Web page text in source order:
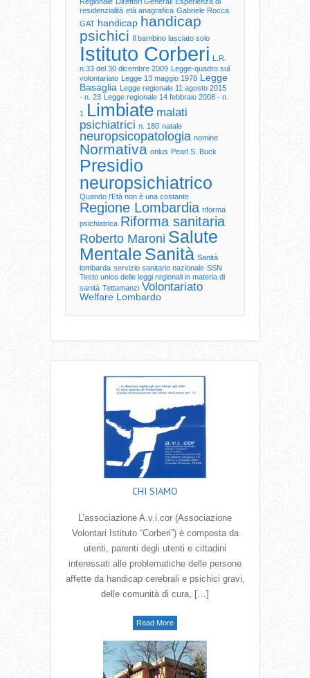
residenzialità età anagrafica Gabriele Rocca
GAT handicap handicap
psichici Il bambino lasciato solo
Istituto Corberi L.R.
n.33 del 30 dicembre 2009 Legge-quadro sul
volontariato Legge 13 maggio 1978 Legge
Basaglia Legge regionale 11 agosto 2015
- n. 23 Legge regionale 14 febbraio 2008 - n.
1
Limbiate malati
psichiatrici n. 180 natale
neuropsicopatologia nomine
Normativa onlus Pearl S. Buck
Presidio
neuropsichiatrico
Quando l'Età non è una costante
Regione Lombardia riforma
psichiatrica Riforma sanitaria
Roberto Maroni Salute
Mentale Sanità Sanità
lombarda servizio sanitario nazionale SSN
Testo unico delle leggi regionali in materia di
sanità Tettamanzi Volontariato
Welfare Lombardo
CHI SIAMO
L’associazione A.v.i.cor (Associazione
Volontari Istituto “Corberi”) è composta da
utenti, parenti degli utenti e cittadini
interessati alle problematiche delle persone
affette da handicap cerebrali e psichici gravi,
delle comunità di cura, […]
Read More